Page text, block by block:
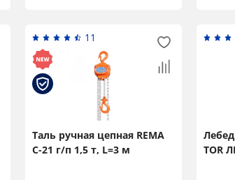
11
Таль ручная цепная REMA
C-21 г/п 1,5 т, L=3 м
TOR